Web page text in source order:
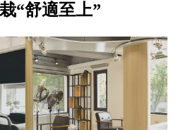
“舒適至上”